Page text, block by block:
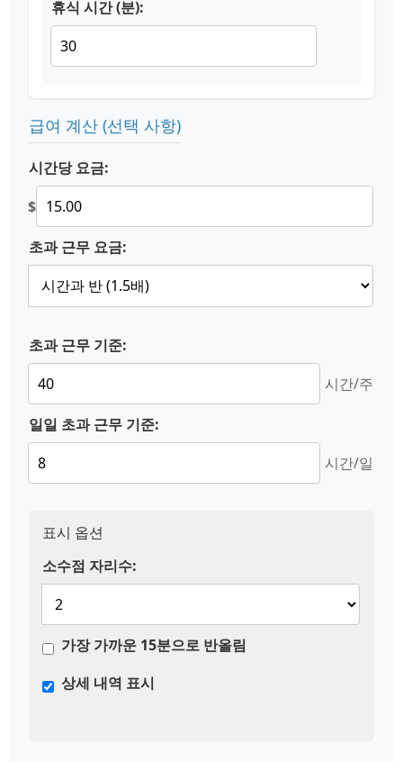
휴식 시간 (분):
급여 계산 (선택 사항)
시간당 요금:
$
초과 근무 요금:
초과 근무 기준:
시간/주
일일 초과 근무 기준:
시간/일
표시 옵션
소수점 자리수:
가장 가까운 15분으로 반올림
상세 내역 표시